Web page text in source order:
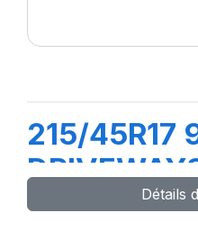
215/45R17
Détails